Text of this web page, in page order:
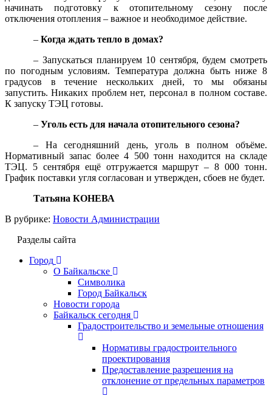
начинать подготовку к отопительному сезону после
отключения отопления – важное и необходимое действие.
– Когда ждать тепло в домах?
– Запускаться планируем 10 сентября, будем смотреть
по погодным условиям. Температура должна быть ниже 8
градусов в течение нескольких дней, то мы обязаны
запустить. Никаких проблем нет, персонал в полном составе.
К запуску ТЭЦ готовы.
– Уголь есть для начала отопительного сезона?
– На сегодняшний день, уголь в полном объёме.
Нормативный запас более 4 500 тонн находится на складе
ТЭЦ. 5 сентября ещё отгружается маршрут – 8 000 тонн.
График поставки угля согласован и утвержден, сбоев не будет.
Татьяна КОНЕВА
В рубрике: Новости Администрации
Разделы сайта
Город
О Байкальске
Символика
Город Байкальск
Новости города
Байкальск сегодня
Градостроительство и земельные отношения
Нормативы градостроительного
проектирования
Предоставление разрешения на
отклонение от предельных параметров